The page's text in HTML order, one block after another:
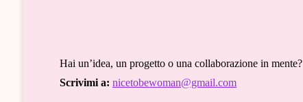
Hai un’idea, un progetto o una collaborazione in mente?
Scrivimi a: nicetobewoman@gmail.com